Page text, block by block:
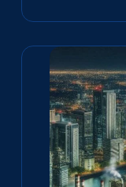
-
artificielle
d'identifier
les
défauts
en
quelques
fractions
de
seconde
!